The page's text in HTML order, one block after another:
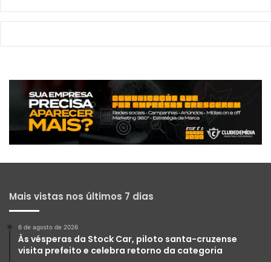
Mais vistas nos últimos 7 dias
6 de agosto de 2026
Às vésperas da Stock Car, piloto santa-cruzense
visita prefeito e celebra retorno da categoria